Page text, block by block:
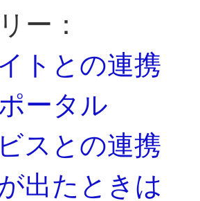
ー：
トとの連携
ータル
スとの連携
出たときは